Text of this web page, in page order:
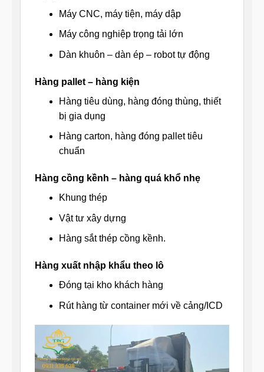
Máy CNC, máy tiện, máy dập
Máy công nghiệp trọng tải lớn
Dàn khuôn – dàn ép – robot tự động
Hàng pallet – hàng kiện
Hàng tiêu dùng, hàng đóng thùng, thiết
bị gia dụng
Hàng carton, hàng đóng pallet tiêu
chuẩn
Hàng cồng kềnh – hàng quá khổ nhẹ
Khung thép
Vật tư xây dựng
Hàng sắt thép cồng kềnh.
Hàng xuất nhập khẩu theo lô
Đóng tại kho khách hàng
Rút hàng từ container mới về cảng/ICD